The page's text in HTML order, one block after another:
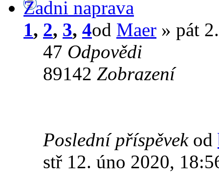
Zadni naprava
1, 2, 3, 4od Maer » pát
47 Odpovědi
89142 Zobrazení
Poslední příspěvek od
stř 12. úno 2020,